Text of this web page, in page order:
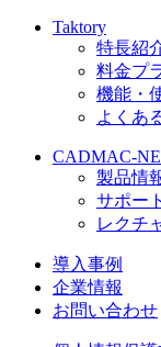
Taktory
特長紹
料金プ
機能・
よくあ
CADMAC-
製品情
サポート
レクチ
導入事例
企業情報
お問い合わせ